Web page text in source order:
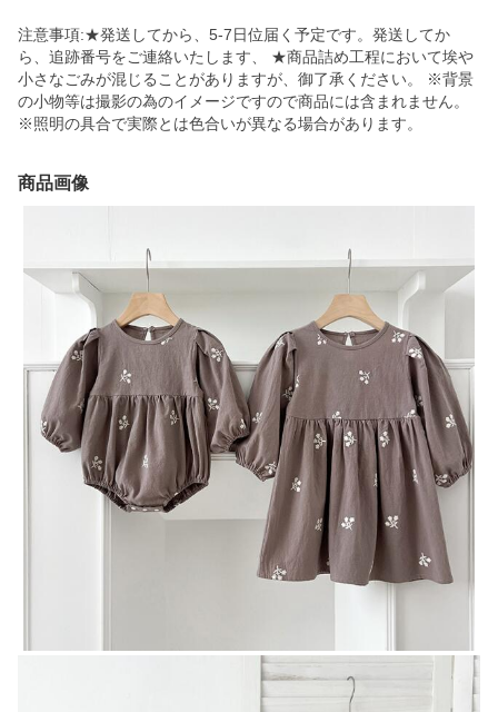
注意事項:★発送してから、5-7日位届く予定です。発送してか
ら、追跡番号をご連絡いたします、 ★商品詰め工程において埃や
小さなごみが混じることがありますが、御了承ください。 ※背景
の小物等は撮影の為のイメージですので商品には含まれません。
※照明の具合で実際とは色合いが異なる場合があります。
商品画像